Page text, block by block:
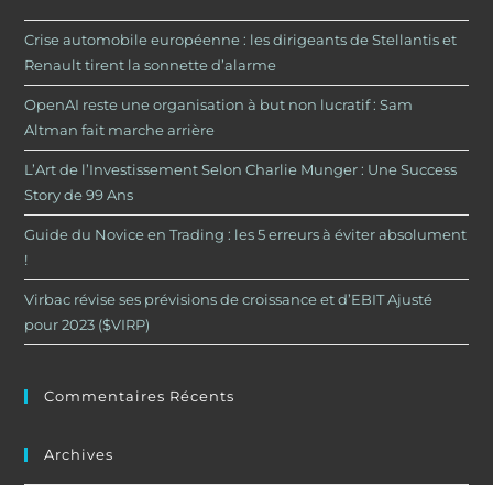
Crise automobile européenne : les dirigeants de Stellantis et
Renault tirent la sonnette d’alarme
OpenAI reste une organisation à but non lucratif : Sam
Altman fait marche arrière
L’Art de l’Investissement Selon Charlie Munger : Une Success
Story de 99 Ans
Guide du Novice en Trading : les 5 erreurs à éviter absolument
!
Virbac révise ses prévisions de croissance et d’EBIT Ajusté
pour 2023 ($VIRP)
Commentaires Récents
Archives